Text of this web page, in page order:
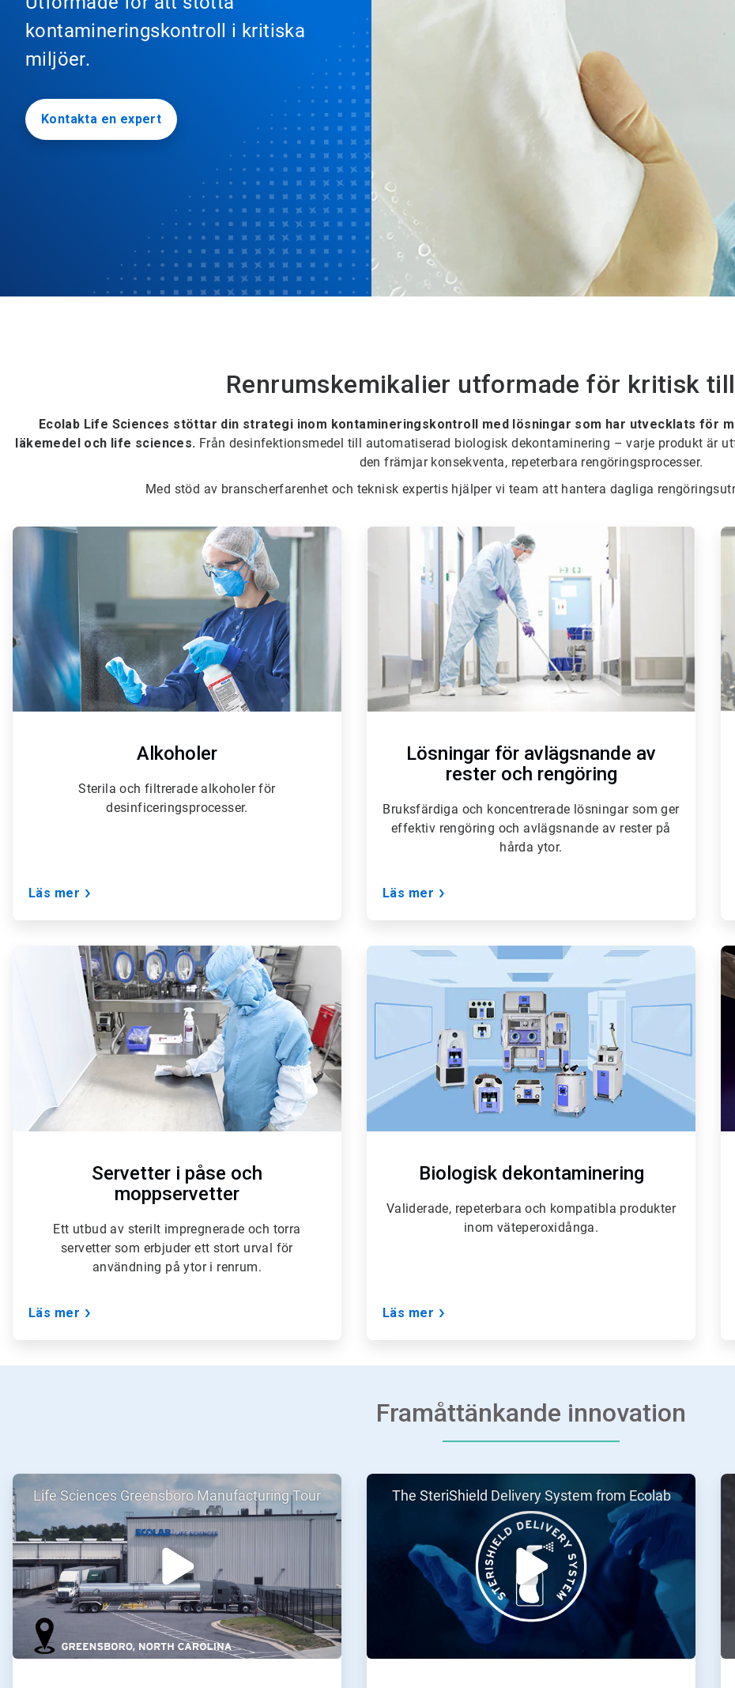
kontamineringskontroll i kritiska
miljöer.
Kontakta en expert
Renrumskemikalier utformade för kritisk
Ecolab Life Sciences stöttar din strategi inom kontamineringskontroll med lösningar som har utvecklats för
läkemedel och life sciences. Från desinfektionsmedel till automatiserad biologisk dekontaminering – varje produkt är
den främjar konsekventa, repeterbara rengöringsprocesser.
Med stöd av branscherfarenhet och teknisk expertis hjälper vi team att hantera dagliga
ArticleTile
för
Alkoholer
Sterila och filtrerade alkoholer för
desinficeringsprocesser.
Läs mer
2
Lösningar för avlägsnande av
rester och rengöring
Bruksfärdiga och koncentrerade lösningar som ger
effektiv rengöring och avlägsnande av rester på
hårda ytor.
Läs mer
ArticleTile
4
för
6
Servetter i påse och
moppservetter
Ett utbud av sterilt impregnerade och torra
servetter som erbjuder ett stort urval för
användning på ytor i renrum.
Läs mer
ArticleTile
för
Biologisk dekontaminering
Validerade, repeterbara och kompatibla produkter
inom väteperoxidånga.
Läs mer
Framåttänkande innovation
ArticleTile
1
för
3
Life Sciences Greensboro Manufacturing Tour
2
för
3
The SteriShield Delivery System from Ecolab